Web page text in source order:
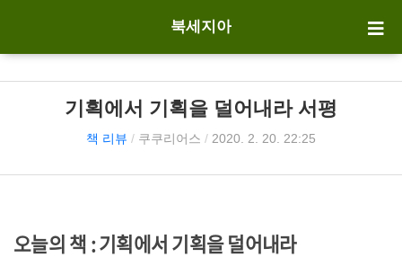
북세지아
기획에서 기획을 덜어내라 서평
책 리뷰 / 쿠쿠리어스 / 2020. 2. 20. 22:25
오늘의 책 : 기획에서 기획을 덜어내라